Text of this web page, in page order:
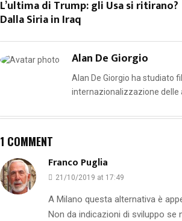
L’ultima di Trump: gli Usa si ritirano?
Dalla Siria in Iraq
Alan De Giorgio
Alan De Giorgio ha studiato
internazionalizzazione delle
1 COMMENT
Franco Puglia
21/10/2019 at 17:49
A Milano questa alternativa è
Non da indicazioni di sviluppo se